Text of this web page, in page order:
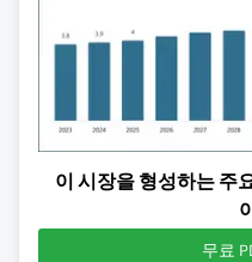
이 시장을 형성하는 주
무료